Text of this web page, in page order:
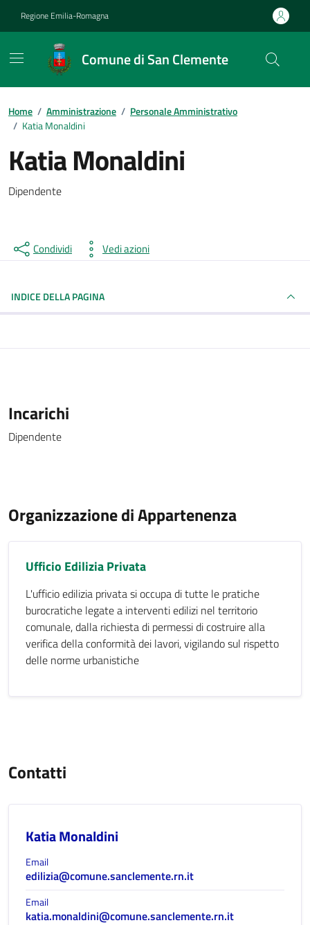
Regione Emilia-Romagna
Comune di San Clemente
Contenuti in evidenza
Home / Amministrazione / Personale Amministrativo
/ Katia Monaldini
Katia Monaldini
Dipendente
Condividi Vedi azioni
INDICE DELLA PAGINA
Incarichi
Dipendente
Organizzazione di Appartenenza
Ufficio Edilizia Privata
L'ufficio edilizia privata si occupa di tutte le pratiche
burocratiche legate a interventi edilizi nel territorio
comunale, dalla richiesta di permessi di costruire alla
verifica della conformità dei lavori, vigilando sul rispetto
delle norme urbanistiche
Contatti
Katia Monaldini
Email
edilizia@comune.sanclemente.rn.it
Email
katia.monaldini@comune.sanclemente.rn.it